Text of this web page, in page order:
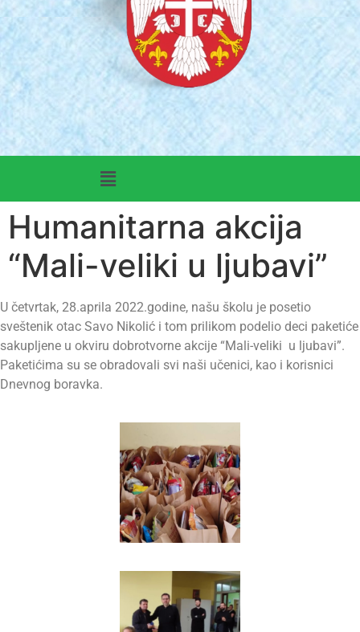
Humanitarna akcija
“Mali-veliki u ljubavi”
U četvrtak, 28.aprila 2022.godine, našu školu je posetio
sveštenik otac Savo Nikolić i tom prilikom podelio deci paketiće
sakupljene u okviru dobrotvorne akcije “Mali-veliki u ljubavi”.
Paketićima su se obradovali svi naši učenici, kao i korisnici
Dnevnog boravka.